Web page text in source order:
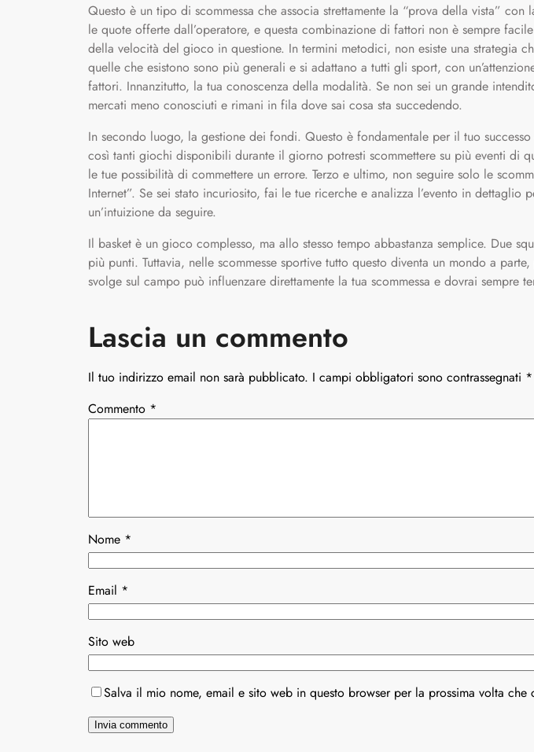
Questo è un tipo di scommessa che associa strettamente la “prova della vista”
le quote offerte dall’operatore, e questa combinazione di fattori non è sempre
della velocità del gioco in questione. In termini metodici, non esiste una strategia
quelle che esistono sono più generali e si adattano a tutti gli sport, con
fattori. Innanzitutto, la tua conoscenza della modalità. Se non sei un grande
mercati meno conosciuti e rimani in fila dove sai cosa sta succedendo.
In secondo luogo, la gestione dei fondi. Questo è fondamentale per il tuo
così tanti giochi disponibili durante il giorno potresti scommettere su più eventi di
le tue possibilità di commettere un errore. Terzo e ultimo, non seguire solo le
Internet”. Se sei stato incuriosito, fai le tue ricerche e analizza l’evento in dettaglio
un’intuizione da seguire.
Il basket è un gioco complesso, ma allo stesso tempo abbastanza semplice. Due
più punti. Tuttavia, nelle scommesse sportive tutto questo diventa un mondo a
svolge sul campo può influenzare direttamente la tua scommessa e dovrai sempre
Lascia un commento
Il tuo indirizzo email non sarà pubblicato. I campi obbligatori sono contrassegnati *
Commento *
Nome *
Email *
Sito web
Salva il mio nome, email e sito web in questo browser per la prossima volta che